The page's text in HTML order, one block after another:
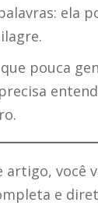
ela
pouca
artigo, você
e